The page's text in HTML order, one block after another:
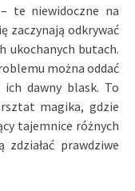
te niewidoczne na
zaczynają odkrywać
ukochanych butach.
można oddać
dawny blask. To
magika, gdzie
tajemnice różnych
prawdziwe